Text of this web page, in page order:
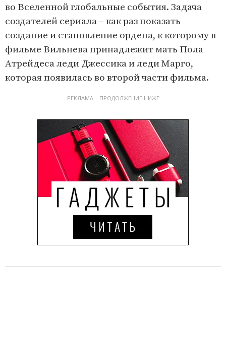
во Вселенной глобальные события. Задача
создателей сериала – как раз показать
создание и становление ордена, к которому в
фильме Вильнева принадлежит мать Пола
Атрейдеса леди Джессика и леди Марго,
которая появилась во второй части фильма.
РЕКЛАМА – ПРОДОЛЖЕНИЕ НИЖЕ